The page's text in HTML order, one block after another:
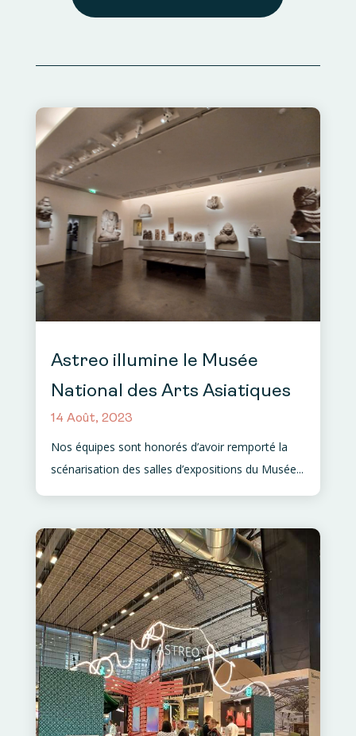
Astreo illumine le Musée
National des Arts Asiatiques
14 Août, 2023
Nos équipes sont honorés d’avoir remporté la
scénarisation des salles d’expositions du Musée...